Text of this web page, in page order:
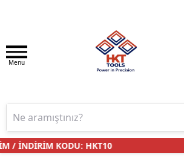
Menu
İNDİRİM KODU: HKT10